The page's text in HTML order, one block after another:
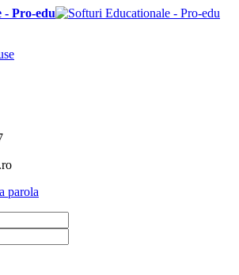
- Pro-edu
parola